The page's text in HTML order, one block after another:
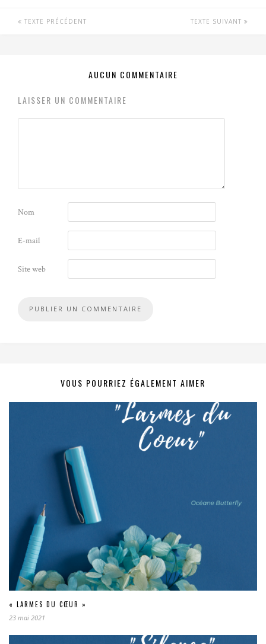
TEXTE PRÉCÉDENT TEXTE SUIVANT
AUCUN COMMENTAIRE
LAISSER UN COMMENTAIRE
Nom
E-mail
Site web
VOUS POURRIEZ ÉGALEMENT AIMER
« LARMES DU CŒUR »
23 mai 2021